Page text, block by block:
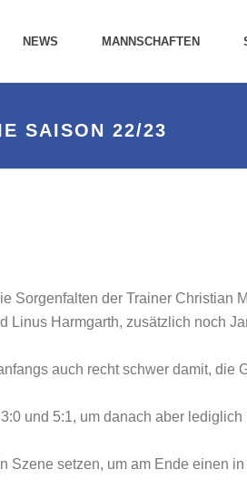
NEWS MANNSCHAFTEN
SAISON 22/23
der Trainer Christian
Harmgarth, zusätzlich noch
auch recht schwer damit, die
und 5:1, um danach aber
setzen, um am Ende einen